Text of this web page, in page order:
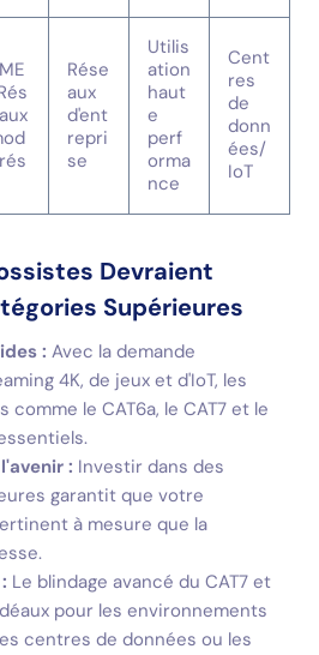
Rése
aux
d'ent
repri
se
Utilis
ation
haut
e
perf
orma
nce
Cent
res
de
donn
ées/
IoT
Devraient
Supérieures
: Avec la demande
4K, de jeux et d'IoT, les
comme le CAT6a, le CAT7 et le
: Investir dans des
garantit que votre
à mesure que la
Le blindage avancé du CAT7 et
pour les environnements
centres de données ou les